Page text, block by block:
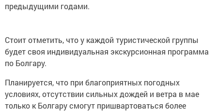
предыдущими годами.
Стоит отметить, что у каждой туристической группы
будет своя индивидуальная экскурсионная программа
по Болгару.
Планируется, что при благоприятных погодных
условиях, отсутствии сильных дождей и ветра в мае
только к Болгару смогут пришвартоваться более